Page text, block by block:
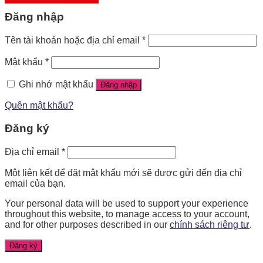
Đăng nhập
Tên tài khoản hoặc địa chỉ email *
Mật khẩu *
Ghi nhớ mật khẩu Đăng nhập
Quên mật khẩu?
Đăng ký
Địa chỉ email *
Một liên kết để đặt mật khẩu mới sẽ được gửi đến địa chỉ
email của bạn.
Your personal data will be used to support your experience
throughout this website, to manage access to your account,
and for other purposes described in our chính sách riêng tư.
Đăng ký